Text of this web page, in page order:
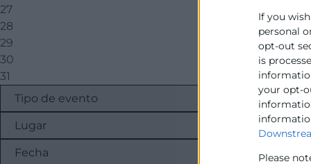
If you
personal
opt-out
is
your opt-
Please
27
28
29
30
31